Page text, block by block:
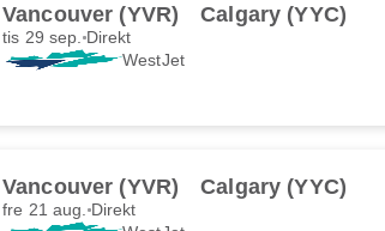
Vancouver (YVR) Calgary (YYC)
tis 29 sep. Direkt
WestJet
Vancouver (YVR) Calgary (YYC)
fre 21 aug. Direkt